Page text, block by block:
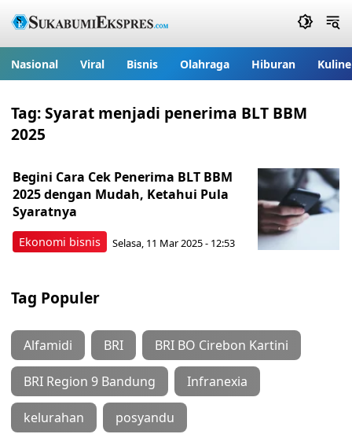
Nasional Viral Bisnis Olahraga Hiburan
Tag:Syarat menjadi penerima BLT BBM
2025
Ekonomi bisnis
Begini Cara Cek Penerima BLT BBM
2025 dengan Mudah, Ketahui Pula
Syaratnya
Selasa, 11 Mar 2025 - 12:53
Tag Populer
Alfamidi BRI BRI BO Cirebon Kartini
BRI Region 9 Bandung Infranexia
kelurahan posyandu